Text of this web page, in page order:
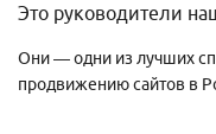
Это руководители
Они — одни из лучших
продвижению сайтов в